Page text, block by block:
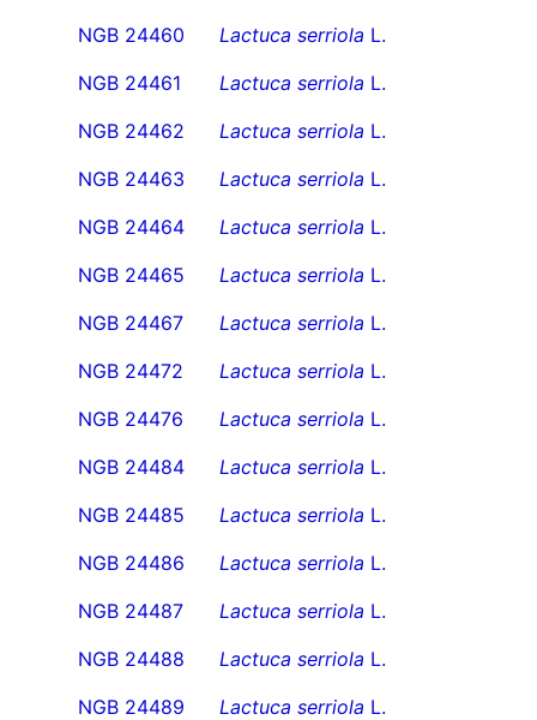
NGB 24460 Lactuca serriola L.
NGB 24461
Lactuca serriola L.
NGB 24462
Lactuca serriola L.
NGB 24463
Lactuca serriola L.
NGB 24464
Lactuca serriola L.
NGB 24465
Lactuca serriola L.
NGB 24467
Lactuca serriola L.
NGB 24472
Lactuca serriola L.
NGB 24476
Lactuca serriola L.
NGB 24484
Lactuca serriola L.
NGB 24485
Lactuca serriola L.
NGB 24486
Lactuca serriola L.
NGB 24487
Lactuca serriola L.
NGB 24488
Lactuca serriola L.
NGB 24489
Lactuca serriola L.